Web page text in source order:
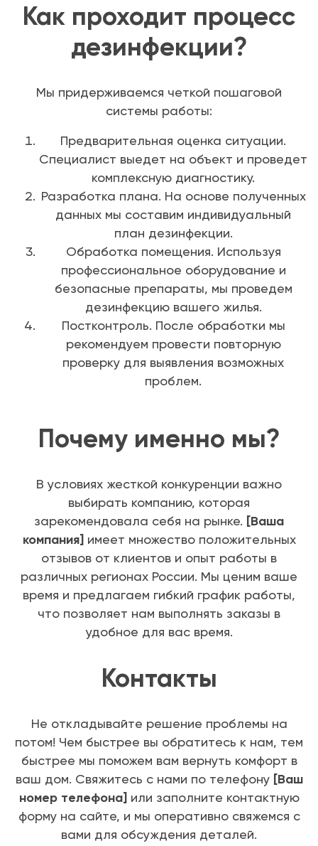
Как проходит процесс
дезинфекции?
Мы придерживаемся четкой пошаговой
системы работы:
Предварительная оценка ситуации.
Специалист выедет на объект и проведет
комплексную диагностику.
Разработка плана. На основе полученных
данных мы составим индивидуальный
план дезинфекции.
Обработка помещения. Используя
профессиональное оборудование и
безопасные препараты, мы проведем
дезинфекцию вашего жилья.
Постконтроль. После обработки мы
рекомендуем провести повторную
проверку для выявления возможных
проблем.
Почему именно мы?
В условиях жесткой конкуренции важно
выбирать компанию, которая
зарекомендовала себя на рынке. [Ваша
компания] имеет множество положительных
отзывов от клиентов и опыт работы в
различных регионах России. Мы ценим ваше
время и предлагаем гибкий график работы,
что позволяет нам выполнять заказы в
удобное для вас время.
Контакты
Не откладывайте решение проблемы на
потом! Чем быстрее вы обратитесь к нам, тем
быстрее мы поможем вам вернуть комфорт в
ваш дом. Свяжитесь с нами по телефону [Ваш
номер телефона] или заполните контактную
форму на сайте, и мы оперативно свяжемся с
вами для обсуждения деталей.